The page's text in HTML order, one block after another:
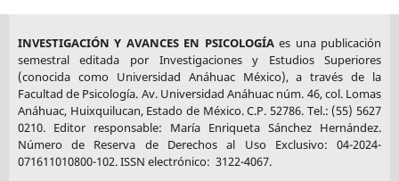
INVESTIGACIÓN Y AVANCES EN PSICOLOGÍAes una publicación
semestral editada por Investigaciones y Estudios Superiores
(conocida como Universidad Anáhuac México), a través de la
Facultad de Psicología. Av. Universidad Anáhuac núm. 46, col. Lomas
Anáhuac, Huixquilucan, Estado de México. C.P. 52786. Tel.: (55) 5627
0210. Editor responsable: María Enriqueta Sánchez Hernández.
Número de Reserva de Derechos al Uso Exclusivo: 04-2024-
071611010800-102. ISSN electrónico: 3122-4067.